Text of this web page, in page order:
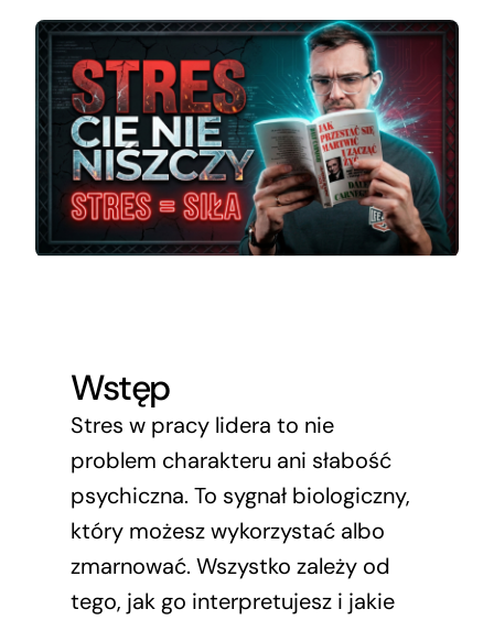
O mnie
Blog
Kontakt
LinkedIn
Wstęp
Stres w pracy lidera to nie
problem charakteru ani słabość
psychiczna. To sygnał biologiczny,
który możesz wykorzystać albo
zmarnować. Wszystko zależy od
tego, jak go interpretujesz i jakie